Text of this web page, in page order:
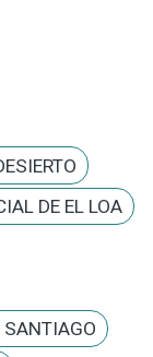
DE EL LOA
SANTIAGO